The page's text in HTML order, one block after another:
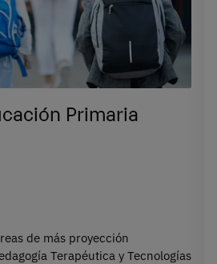
Primaria
de más proyección
Terapéutica y Tecnologías